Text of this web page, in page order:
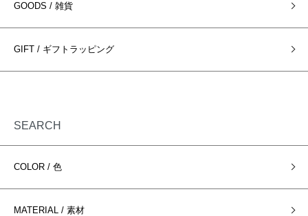
GOODS / 雑貨
GIFT / ギフトラッピング
SEARCH
COLOR / 色
MATERIAL / 素材